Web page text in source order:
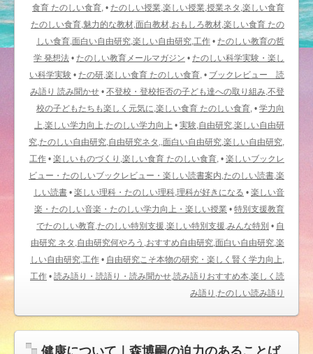
食育 たのしい食育, • たのしい授業,楽しい授業,授業ネタ,楽しい食育
たのしい食育,魅力的な教材,面白教材,おもしろ教材,楽しい食育 たの
しい食育,面白い自由研究,楽しい自由研究,工作 • たのしい教育の哲
学 発想法 • たのしい教育メールマガジン • たのしい科学実験・楽し
い科学実験 • たの研,楽しい食育 たのしい食育, • ブックレビュー 読
み語り 読み聞かせ • 不登校・登校拒否の子ども達への取り組み,不登
校の子どもたちも楽しく元気に,楽しい食育 たのしい食育, • 学力向
上,楽しい学力向上,たのしい学力向上 • 実験,自由研究,楽しい自由研
究,たのしい自由研究,自由研究ネタ,,面白い自由研究,楽しい自由研究,
工作 • 楽しいものづくり,楽しい食育 たのしい食育, • 楽しいブックレ
ビュー・たのしいブックレビュー・楽しい読書案内,たのしい読書,楽
しい読書 • 楽しい理科・たのしい理科,理科が好きになる • 楽しい音
楽・たのしい音楽・たのしい学力向上・楽しい授業 • 特別支援教育
でたのしい教育,たのしい特別支援,楽しい特別支援,みんな特別 • 自
由研究 ネタ,自由研究何やろう,おすすめ自由研究,面白い自由研究,楽
しい自由研究,工作 • 自由研究こそ本物の研究・楽しく賢く学力向上,
工作 • 読み語り・読語り・読み聞かせ,読み語りおすすめ本,楽しく読
み語り,たのしい読み語り
健康について｜森博嗣の迫力のあることば